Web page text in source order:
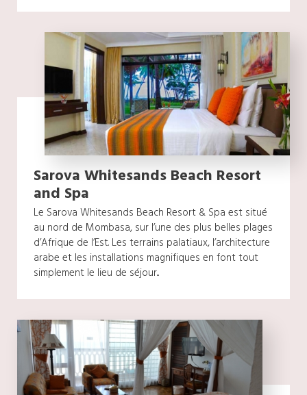
Sarova Whitesands Beach Resort
and Spa
Le Sarova Whitesands Beach Resort & Spa est situé
au nord de Mombasa, sur l’une des plus belles plages
d’Afrique de l’Est. Les terrains palatiaux, l’architecture
arabe et les installations magnifiques en font tout
simplement le lieu de séjour...